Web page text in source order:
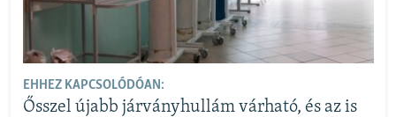
EHHEZ KAPCSOLÓDÓAN:
Ősszel újabb járványhullám várható, és az is